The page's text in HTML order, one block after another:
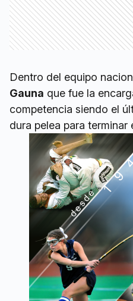
Dentro del equipo
Gauna que fue la
competencia siendo el
dura pelea para terminar